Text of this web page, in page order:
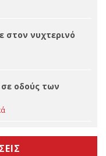
Ιακωβάκη:
ρεκόρ
νυχτερινό
οδούς των